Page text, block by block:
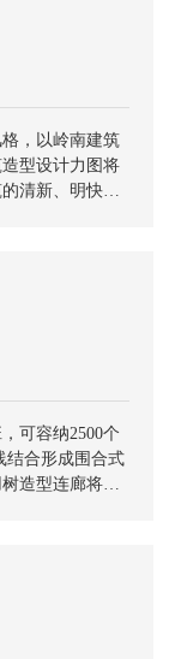
，以岭南建筑
型设计力图将
清新、明快为
可容纳2500个
结合形成围合式
造型连廊将各